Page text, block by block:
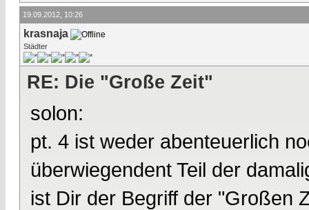
19.09.2012, 10:26
krasnaja
Städter
RE: Die "Große Zeit"
solon:
pt. 4 ist weder abenteuerlich
überwiegendent Teil der
ist Dir der Begriff der "Großen